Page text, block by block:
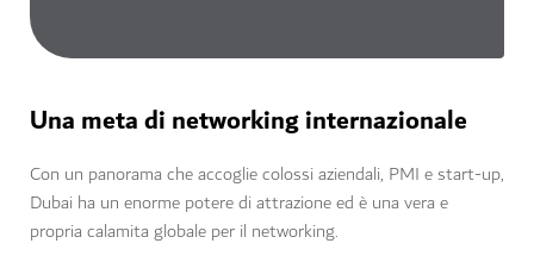
Una meta di networking internazionale
Con un panorama che accoglie colossi aziendali, PMI e start-up,
Dubai ha un enorme potere di attrazione ed è una vera e
propria calamita globale per il networking.